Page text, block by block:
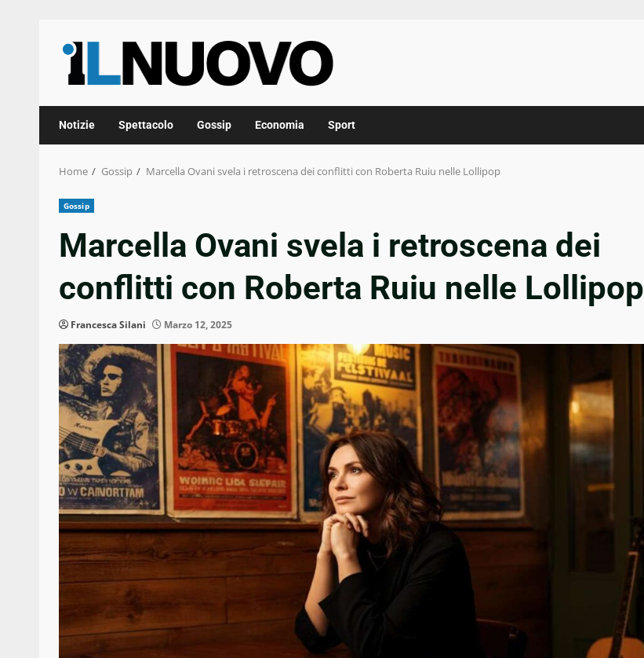
Notizie Spettacolo Gossip Economia Sport
Home Gossip Marcella Ovani svela i retroscena dei conflitti con Roberta Ruiu nelle Lollipop
Gossip
Marcella Ovani svela i retroscena dei
conflitti con Roberta Ruiu nelle Lollipop
Francesca Silani Marzo 12, 2025